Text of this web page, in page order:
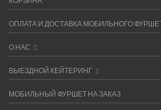
ОПЛАТА И ДОСТАВКА МОБИЛЬНОГО
О НАС
ВЫЕЗДНОЙ КЕЙТЕРИНГ
МОБИЛЬНЫЙ ФУРШЕТ НА ЗАКАЗ